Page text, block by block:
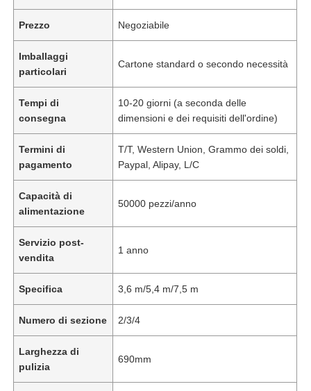
Prezzo Negoziabile
Imballaggi
particolari
Cartone standard o secondo necessità
Tempi di
consegna
10-20 giorni (a seconda delle
dimensioni e dei requisiti dell'ordine)
Termini di
pagamento
T/T, Western Union, Grammo dei soldi,
Paypal, Alipay, L/C
Capacità di
alimentazione
50000 pezzi/anno
Servizio post-
vendita
1 anno
Specifica 3,6 m/5,4 m/7,5 m
Numero di sezione 2/3/4
Larghezza di
pulizia
690mm